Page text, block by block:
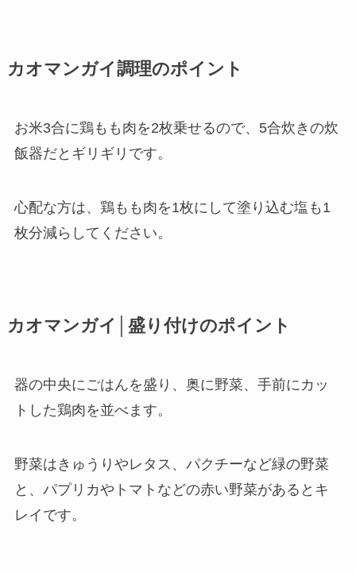
カオマンガイ調理のポイント
お米3合に鶏もも肉を2枚乗せるので、5合炊きの炊
飯器だとギリギリです。
心配な方は、鶏もも肉を1枚にして塗り込む塩も1
枚分減らしてください。
カオマンガイ│盛り付けのポイント
器の中央にごはんを盛り、奥に野菜、手前にカッ
トした鶏肉を並べます。
野菜はきゅうりやレタス、パクチーなど緑の野菜
と、パプリカやトマトなどの赤い野菜があるとキ
レイです。